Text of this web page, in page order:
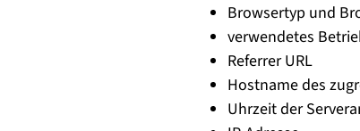
Browsertyp und
verwendetes
Referrer URL
Hostname des
Uhrzeit der